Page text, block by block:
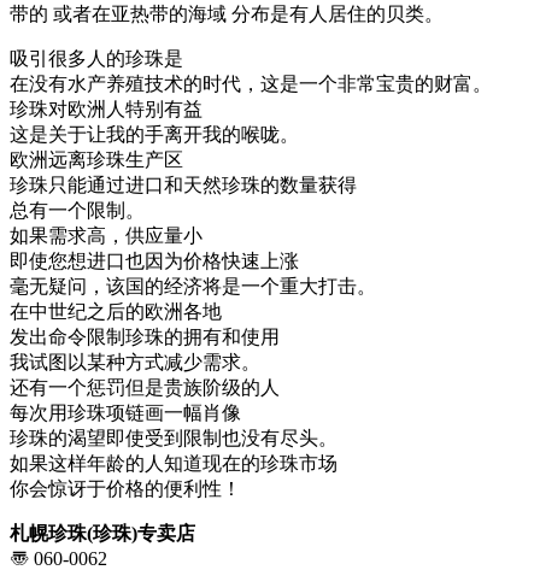
带的 或者在亚热带的海域 分布是有人居住的贝类。
吸引很多人的珍珠是
在没有水产养殖技术的时代，这是一个非常宝贵的财富。
珍珠对欧洲人特别有益
这是关于让我的手离开我的喉咙。
欧洲远离珍珠生产区
珍珠只能通过进口和天然珍珠的数量获得
总有一个限制。
如果需求高，供应量小
即使您想进口也因为价格快速上涨
毫无疑问，该国的经济将是一个重大打击。
在中世纪之后的欧洲各地
发出命令限制珍珠的拥有和使用
我试图以某种方式减少需求。
还有一个惩罚但是贵族阶级的人
每次用珍珠项链画一幅肖像
珍珠的渴望即使受到限制也没有尽头。
如果这样年龄的人知道现在的珍珠市场
你会惊讶于价格的便利性！
札幌珍珠(珍珠)专卖店
〠 060-0062